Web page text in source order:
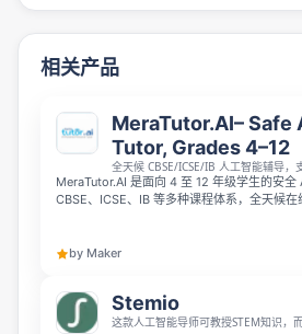
相关产品
MeraTutor.AI– Safe
Tutor, Grades 4–12
全天候 CBSE/ICSE/IB 人工智能辅导，
MeraTutor.AI 是面向 4 至 12 年级学生的安全
CBSE、ICSE、IB 等多种课程体系，全天候在
使用，可免费开始体验。
by Maker
Stemio
这款人工智能导师可教授STEM知识，